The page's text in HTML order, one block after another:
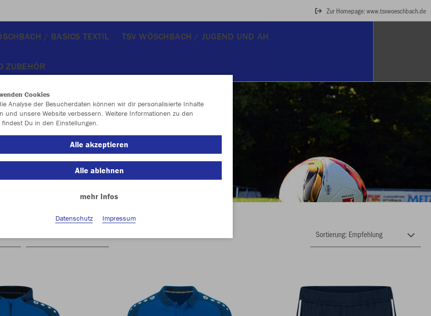
Zur Homepage: www.tsvwoeschbach.de
/ BASICS TEXTIL TSV WÖSCHBACH / JUGEND UND AH
ZUBEHÖR
Cookies
Analyse der Besucherdaten können wir dir personalisierte Inhalte
und unsere Website verbessern. Weitere Informationen zu den
findest Du in den Einstellungen.
Alle akzeptieren
Alle ablehnen
mehr Infos
Datenschutz Impressum